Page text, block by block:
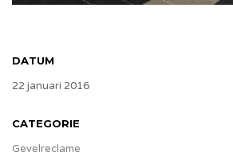
DATUM
22 januari 2016
CATEGORIE
Gevelreclame